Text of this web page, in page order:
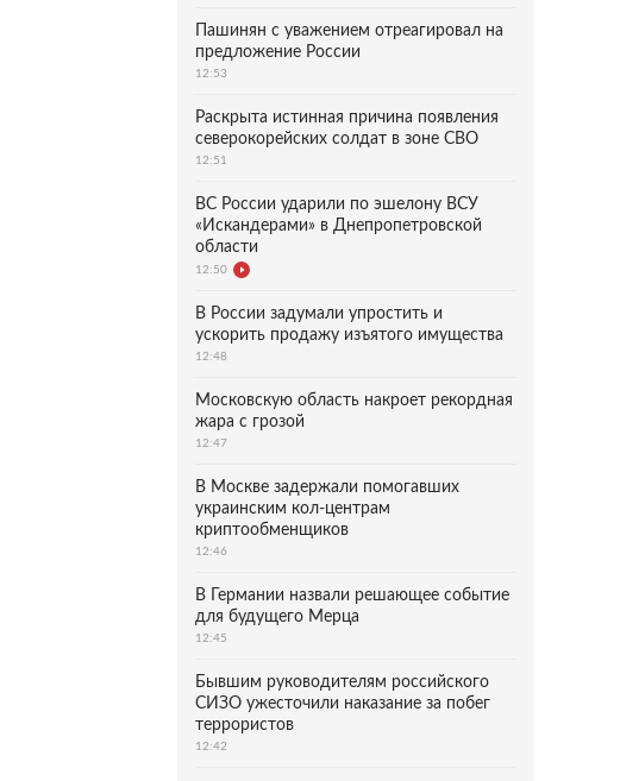
Пашинян с уважением отреагировал на
предложение России
12:53
Раскрыта истинная причина появления
северокорейских солдат в зоне СВО
12:51
ВС России ударили по эшелону ВСУ
«Искандерами» в Днепропетровской
области
12:50
В России задумали упростить и
ускорить продажу изъятого имущества
12:48
Московскую область накроет рекордная
жара с грозой
12:47
В Москве задержали помогавших
украинским кол-центрам
криптообменщиков
12:46
В Германии назвали решающее событие
для будущего Мерца
12:45
Бывшим руководителям российского
СИЗО ужесточили наказание за побег
террористов
12:42